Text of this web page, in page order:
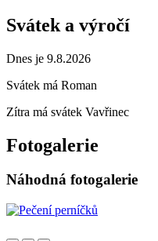
Svátek a výročí
Dnes je 9.8.2026
Svátek má Roman
Zítra má svátek Vavřinec
Fotogalerie
Náhodná fotogalerie